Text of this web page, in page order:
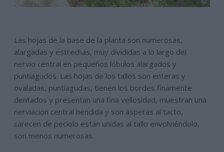
Las hojas de la base de la planta son numerosas,
alargadas y estrechas, muy divididas a lo largo del
nervio central en pequeños lóbulos alargados y
puntiagudos. Las hojas de los tallos son enteras y
ovaladas, puntiagudas, tienen los bordes finamente
dentados y presentan una fina vellosidad, muestran una
nerviacion central hendida y son ásperas al tacto,
carecen de peciolo están unidas al tallo envolviéndolo,
son menos numerosas.